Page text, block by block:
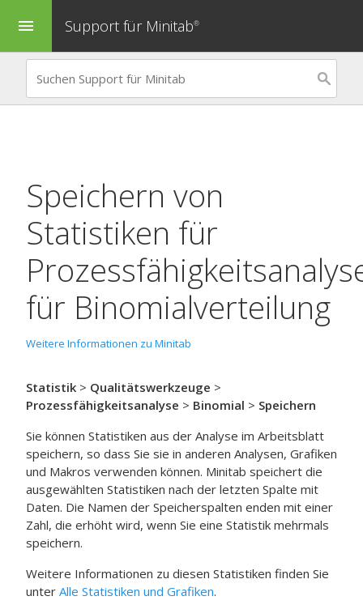
menu Support für Minitab®
Speichern von
Statistiken für
für Binomialverteilung
Weitere Informationen zu Minitab
Statistik > Qualitätswerkzeuge >
Prozessfähigkeitsanalyse > Binomial > Speichern
Sie können Statistiken aus der Analyse im Arbeitsblatt
speichern, so dass Sie sie in anderen Analysen, Grafiken
und Makros verwenden können. Minitab speichert die
ausgewählten Statistiken nach der letzten Spalte mit
Daten. Die Namen der Speicherspalten enden mit einer
Zahl, die erhöht wird, wenn Sie eine Statistik mehrmals
speichern.
Weitere Informationen zu diesen Statistiken finden Sie
unter Alle Statistiken und Grafiken.